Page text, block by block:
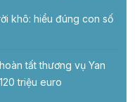
khô: hiểu đúng con số
tất thương vụ Yan
triệu euro